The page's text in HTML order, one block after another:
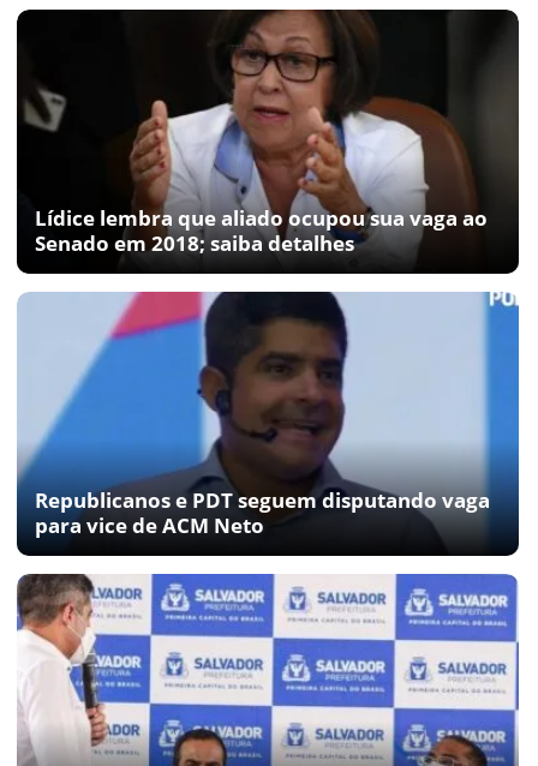
Lídice lembra que aliado ocupou sua vaga ao
Senado em 2018; saiba detalhes
Republicanos e PDT seguem disputando vaga
para vice de ACM Neto